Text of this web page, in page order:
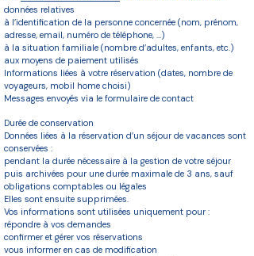
données relatives
à l’identification de la personne concernée (nom, prénom,
adresse, email, numéro de téléphone, …)
à la situation familiale (nombre d’adultes, enfants, etc.)
aux moyens de paiement utilisés
Informations liées à votre réservation (dates, nombre de
voyageurs, mobil home choisi)
Messages envoyés via le formulaire de contact
Durée de conservation
Données liées à la réservation d’un séjour de vacances sont
conservées :
pendant la durée nécessaire à la gestion de votre séjour
puis archivées pour une durée maximale de 3 ans, sauf
obligations comptables ou légales
Elles sont ensuite supprimées.
Vos informations sont utilisées uniquement pour :
répondre à vos demandes
confirmer et gérer vos réservations
vous informer en cas de modification